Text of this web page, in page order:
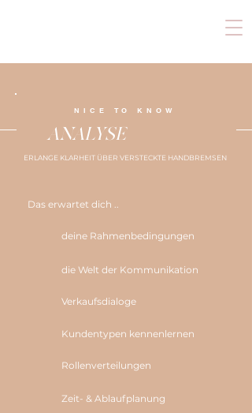
NICE TO KNOW
ANALYSE
ERLANGE KLARHEIT ÜBER VERSTECKTE HANDBREMSEN
Das erwartet dich ..
deine Rahmenbedingungen
die Welt der Kommunikation
Verkaufsdialoge
Kundentypen kennenlernen
Rollenverteilungen
Zeit- & Ablaufplanung